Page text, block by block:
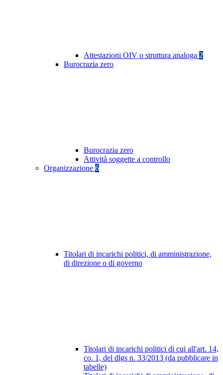
Attestazioni OIV o struttura analoga 2
Burocrazia zero
Burocrazia zero
Attività soggette a controllo
Organizzazione 6
Titolari di incarichi politici, di amministrazione,
di direzione o di governo
Titolari di incarichi politici di cui all'art. 14,
co. 1, del dlgs n. 33/2013 (da pubblicare in
tabelle)